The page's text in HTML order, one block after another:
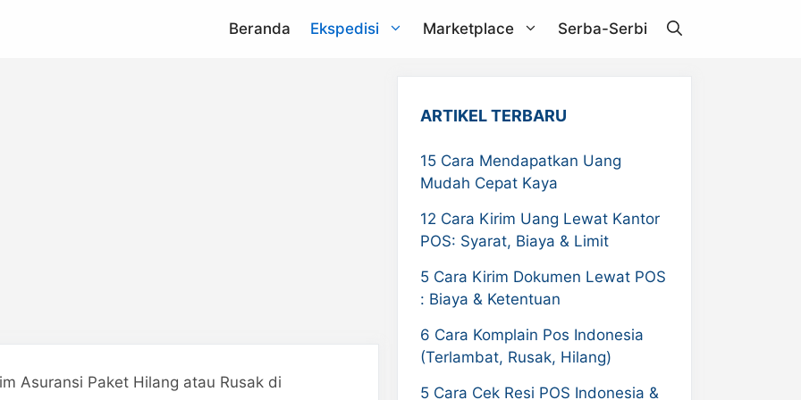
Beranda Ekspedisi
Janio
RPX
ZDEX
Marketplace Serba-Serbi
Asuransi Paket Hilang atau Rusak di
ARTIKEL TERBARU
15 Cara Mendapatkan Uang
Mudah Cepat Kaya
12 Cara Kirim Uang Lewat Kantor
POS: Syarat, Biaya & Limit
5 Cara Kirim Dokumen Lewat POS
: Biaya & Ketentuan
6 Cara Komplain Pos Indonesia
(Terlambat, Rusak, Hilang)
5 Cara Cek Resi POS Indonesia &